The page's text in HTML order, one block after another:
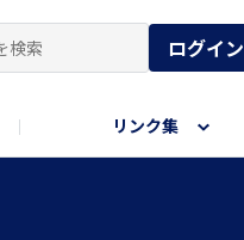
ログイン
リンク集